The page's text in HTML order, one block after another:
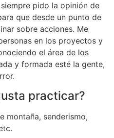
pido la opinión de
que desde un punto de
sobre acciones. Me
en los proyectos y
el área de los
y formada esté la gente,
practicar?
montaña, senderismo,